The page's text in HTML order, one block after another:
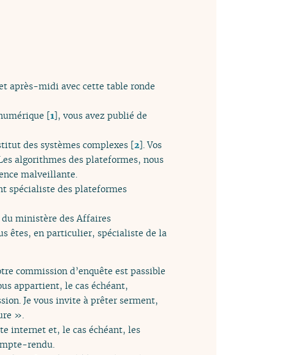
après-midi avec cette table ronde
[1], vous avez publié de
des systèmes complexes [2]. Vos
algorithmes des plateformes, nous
malveillante.
spécialiste des plateformes
du ministère des Affaires
êtes, en particulier, spécialiste de la
commission d’enquête est passible
appartient, le cas échéant,
Je vous invite à prêter serment,
».
internet et, le cas échéant, les
rendu.